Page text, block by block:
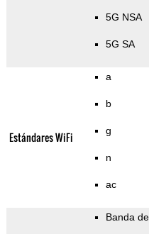
5G NSA
5G SA
Estándares WiFi
a
b
g
n
ac
Banda